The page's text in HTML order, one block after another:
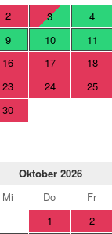
2 3 4
9 10 11
16 17 18
23 24 25
30
Oktober 2026
Mi Do Fr
1
2